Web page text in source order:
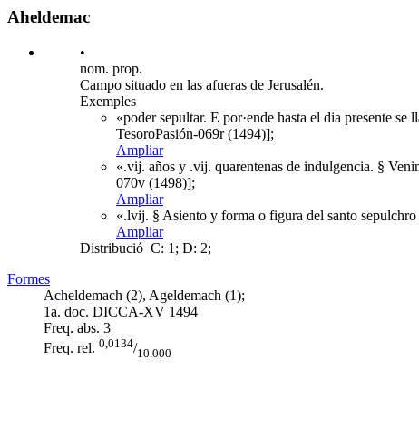
Aheldemac
•
nom. prop.
Campo situado en las afueras de Jerusalén.
Exemples
«poder sepultar. E por·ende hasta el dia presente
TesoroPasión-069r (1494)];
Ampliar
«.vij. años y .vij. quarentenas de indulgencia. §
070v (1498)];
Ampliar
«.lvij. § Asiento y forma o figura del santo
Ampliar
Distribució C: 1; D: 2;
Formes
Acheldemach (2), Ageldemach (1);
1a. doc. DICCA-XV 1494
Freq. abs. 3
Freq. rel. 0,0134/10.000